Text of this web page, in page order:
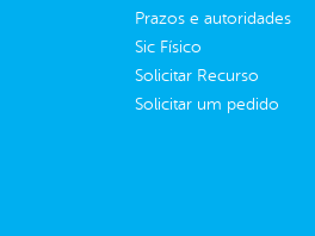
Prazos e autoridades
Sic Físico
Solicitar Recurso
Solicitar um pedido